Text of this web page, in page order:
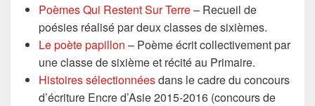
Poèmes Qui Restent Sur Terre– Recueil de
poésies réalisé par deux classes de sixièmes.
Le poète papillon – Poème écrit collectivement par
une classe de sixième et récité au Primaire.
Histoires sélectionnéesdans le cadre du concours
d’écriture Encre d’Asie 2015-2016 (concours de